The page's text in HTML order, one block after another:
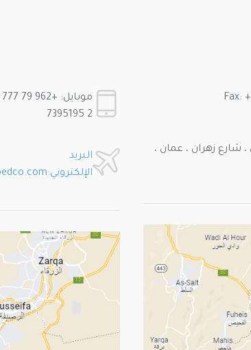
شارع زهران ، عمان ،
2 7395195
البريد
الإلكتروني:factory@mobedco.com